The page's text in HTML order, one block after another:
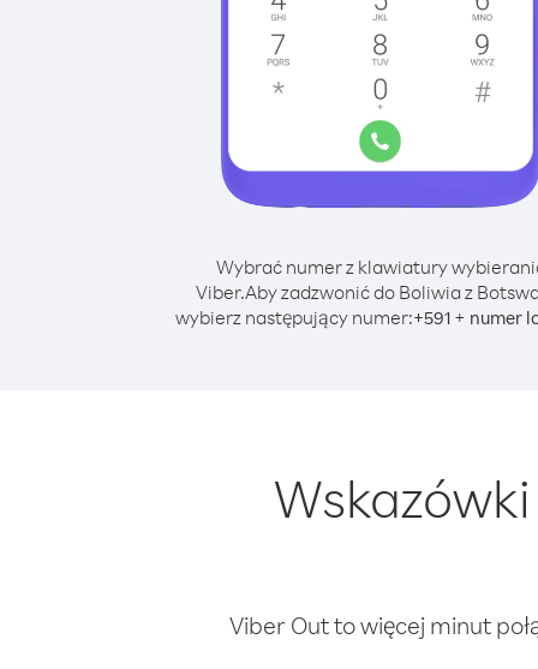
Wybrać numer z klawiatury
Viber.Aby zadzwonić do Boliwia z
wybierz następujący numer:+591 + numer
Viber Out to więcej minut